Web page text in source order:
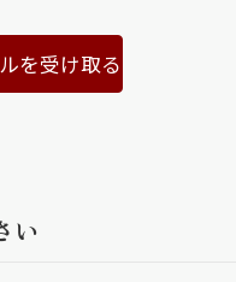
を受け取る
い